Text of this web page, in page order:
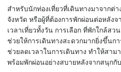
สำหรับนักท่องเที่ยวที่เดินทางมาจากต่า
จังหวัด หรือผู้ที่ต้องการพักผ่อนต่อหลังจ
เวลาเที่ยวทั้งวัน การเลือก ที่พักใกล้สว
ช่วยให้การเดินทางสะดวกมากยิ่งขึ้นก
ช่วยลดเวลาในการเดินทาง ทำให้สาม
พร้อมพักผ่อนอย่างสบายหลังจากสนุกกั